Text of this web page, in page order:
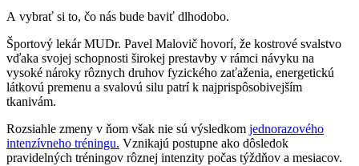
A vybrať si to, čo nás bude baviť dlhodobo.
Športový lekár MUDr. Pavel Malovič hovorí, že kostrové svalstvo
vďaka svojej schopnosti širokej prestavby v rámci návyku na
vysoké nároky rôznych druhov fyzického zaťaženia, energetickú
látkovú premenu a svalovú silu patrí k najprispôsobivejším
tkanivám.
Rozsiahle zmeny v ňom však nie sú výsledkom jednorazového
intenzívneho tréningu. Vznikajú postupne ako dôsledok
pravidelných tréningov rôznej intenzity počas týždňov a mesiacov.